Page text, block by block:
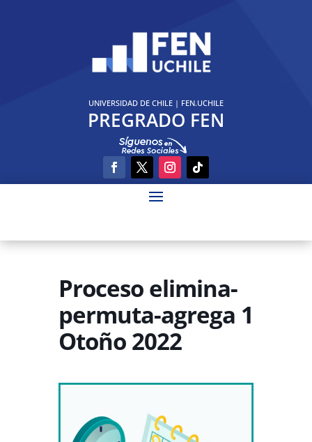
UNIVERSIDAD DE CHILE| FEN.UCHILE
PREGRADO FEN
Proceso elimina-
permuta-agrega 1
Otoño 2022